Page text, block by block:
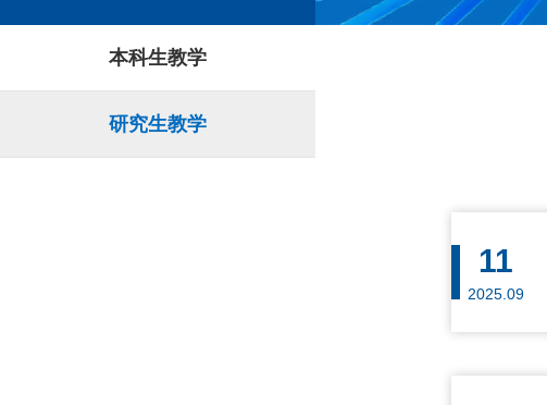
本科生教学
研究生教学
11
2025.09